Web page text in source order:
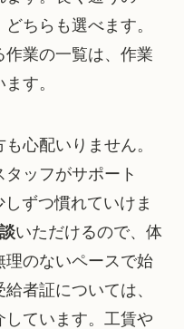
ちらも選べます。
業の一覧は、作業
す。
心配いりません。
ッフがサポート
ずつ慣れていけま
いただけるので、体
のないペースで始
者証については、
ています。工賃や